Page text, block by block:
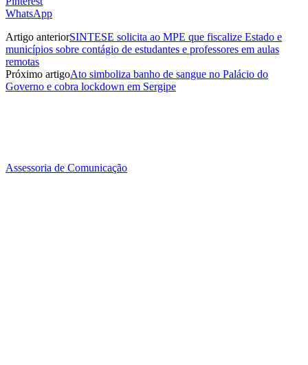
WhatsApp
Artigo anteriorSINTESE solicita ao MPE que fiscalize Estado e
municípios sobre contágio de estudantes e professores em aulas
remotas
Próximo artigoAto simboliza banho de sangue no Palácio do
Governo e cobra lockdown em Sergipe
Assessoria de Comunicação